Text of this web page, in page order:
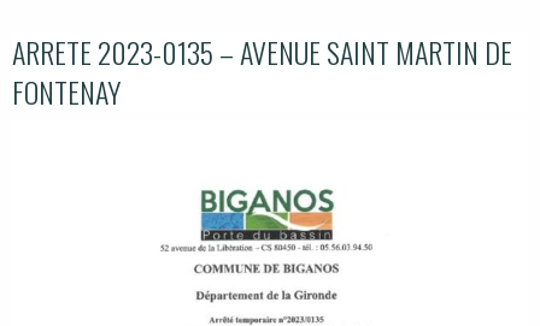
ARRETE 2023-0135 – AVENUE SAINT MARTIN DE
FONTENAY